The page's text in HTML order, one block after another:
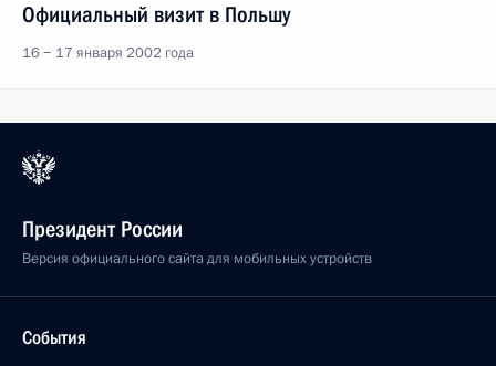
Официальный визит в Польшу
16 − 17 января 2002 года
Президент России
Версия официального сайта для мобильных устройств
События